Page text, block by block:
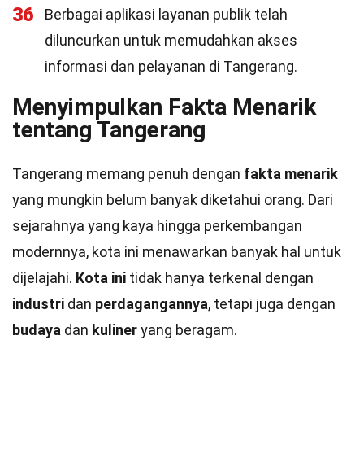
36
Berbagai aplikasi layanan publik telah
diluncurkan untuk memudahkan akses
informasi dan pelayanan di Tangerang.
Menyimpulkan Fakta Menarik
tentang Tangerang
Tangerang memang penuh dengan fakta menarik
yang mungkin belum banyak diketahui orang. Dari
sejarahnya yang kaya hingga perkembangan
modernnya, kota ini menawarkan banyak hal untuk
dijelajahi. Kota ini tidak hanya terkenal dengan
industri dan perdagangannya, tetapi juga dengan
budaya dan kulineryang beragam.